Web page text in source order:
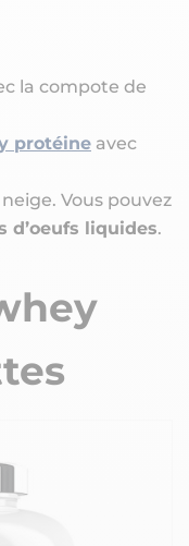
la compote de
protéine avec
Vous pouvez
d’oeufs liquides.